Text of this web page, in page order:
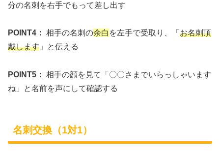
分の名刺を右手でもって差し出す
POINT4： 相手の名刺の余白 を左手で受取り、「 お名刺頂
戴します 」と伝える
POINT5： 相手の顔を見て「〇〇さまでいらっしゃいます
ね」と名前を声にして確認する
名刺交換（1対1）